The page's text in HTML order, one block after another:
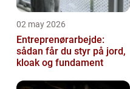
02 may 2026
Entreprenørarbejde:
sådan får du styr på jord,
kloak og fundament